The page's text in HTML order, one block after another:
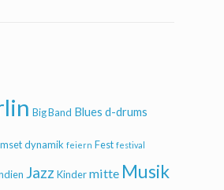
Big Band Blues d-drums
dynamik feiern Fest festival
Jazz Kindermitte Musik